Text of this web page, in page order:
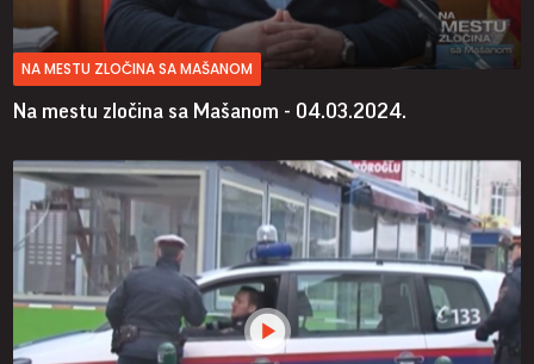
NA MESTU ZLOČINA SA MAŠANOM
Na mestu zločina sa Mašanom - 04.03.2024.